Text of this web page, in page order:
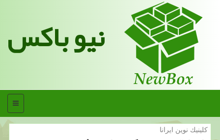
نیو باکس
منو
كلینیك نوین ایرانا